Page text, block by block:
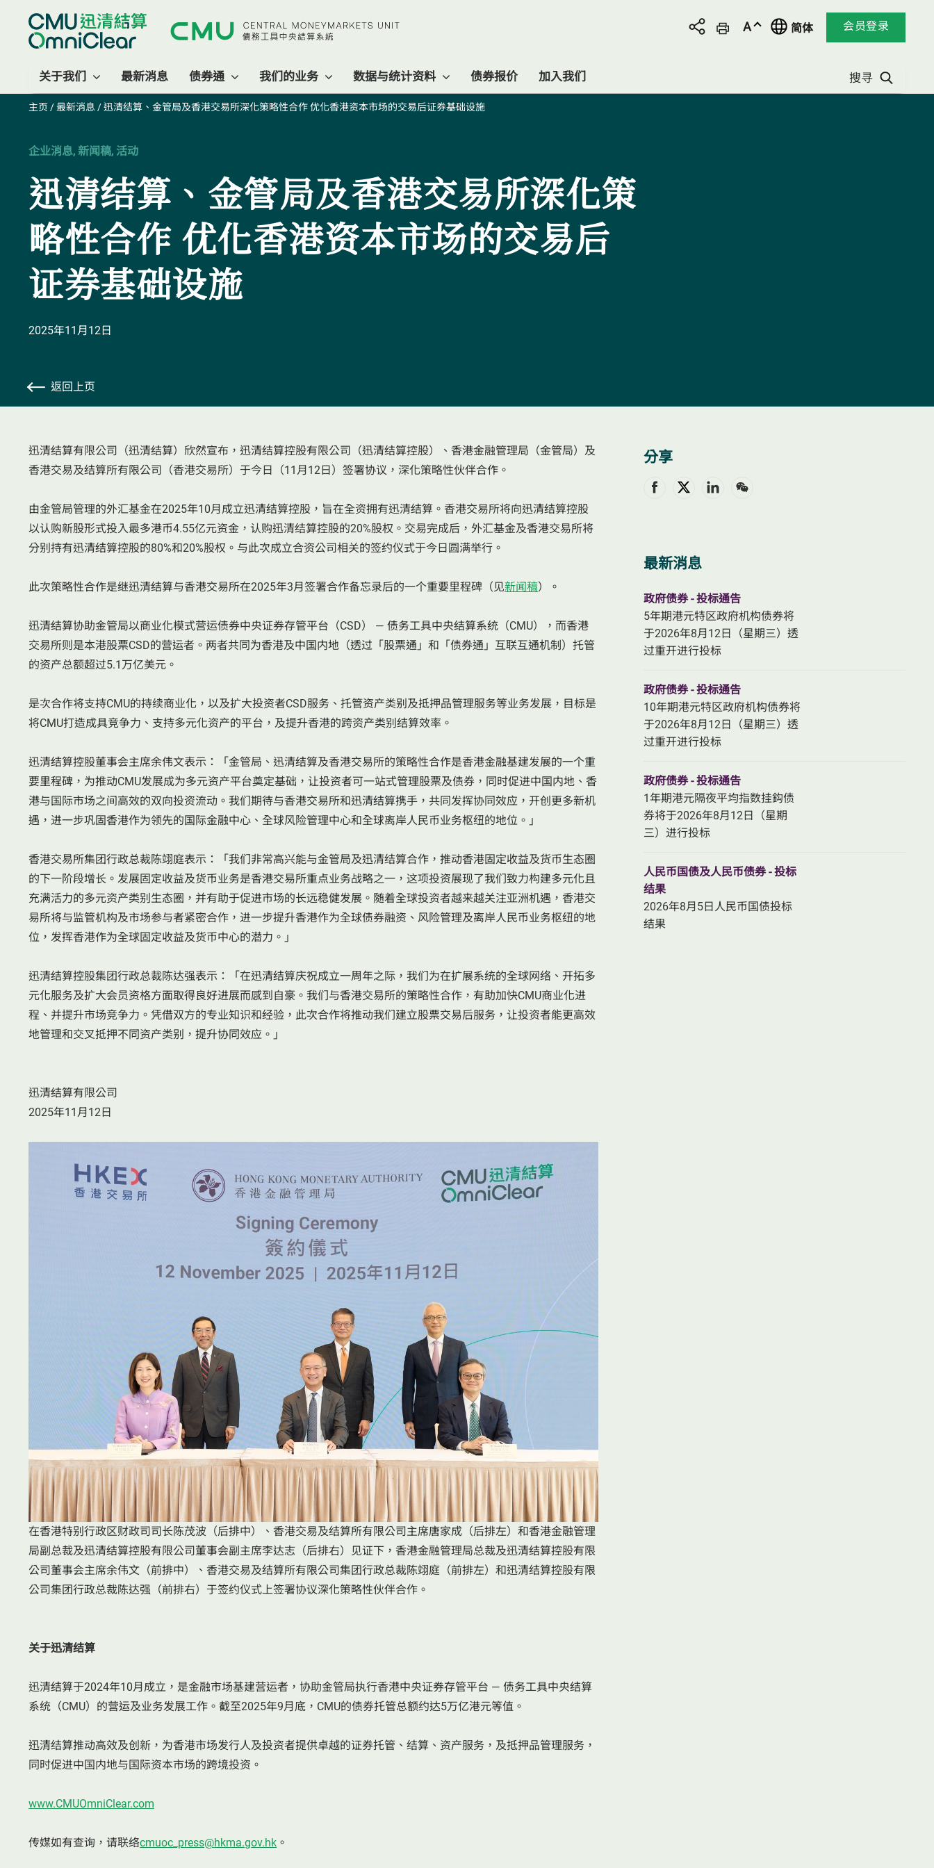
于
台
更
页
A
更
页
简体 会员登录
关于我们 最新消息 债券通 我们的业务 数据与统计资料 债券报价 加入我们 搜寻
主页 /最新消息 / 迅清结算、金管局及香港交易所深化策略性合作 优化香港资本市场的交易后证券基础设施
企业消息, 新闻稿, 活动
迅清结算、金管局及香港交易所深化策
略性合作 优化香港资本市场的交易后
证券基础设施
2025年11月12日
返回上页
迅清结算有限公司（迅清结算）欣然宣布，迅清结算控股有限公司（迅清结算控股）、香港金融管理局（金管局）及
香港交易及结算所有限公司（香港交易所）于今日（11月12日）签署协议，深化策略性伙伴合作。
由金管局管理的外汇基金在2025年10月成立迅清结算控股，旨在全资拥有迅清结算。香港交易所将向迅清结算控股
以认购新股形式投入最多港币4.55亿元资金，认购迅清结算控股的20%股权。交易完成后，外汇基金及香港交易所将
分别持有迅清结算控股的80%和20%股权。与此次成立合资公司相关的签约仪式于今日圆满举行。
此次策略性合作是继迅清结算与香港交易所在2025年3月签署合作备忘录后的一个重要里程碑（见新闻稿）。
迅清结算协助金管局以商业化模式营运债券中央证券存管平台（CSD） — 债务工具中央结算系统（CMU），而香港
交易所则是本港股票CSD的营运者。两者共同为香港及中国内地（透过「股票通」和「债券通」互联互通机制）托管
的资产总额超过5.1万亿美元。
是次合作将支持CMU的持续商业化，以及扩大投资者CSD服务、托管资产类别及抵押品管理服务等业务发展，目标是
将CMU打造成具竞争力、支持多元化资产的平台，及提升香港的跨资产类别结算效率。
迅清结算控股董事会主席余伟文表示：「金管局、迅清结算及香港交易所的策略性合作是香港金融基建发展的一个重
要里程碑，为推动CMU发展成为多元资产平台奠定基础，让投资者可一站式管理股票及债券，同时促进中国内地、香
港与国际市场之间高效的双向投资流动。我们期待与香港交易所和迅清结算携手，共同发挥协同效应，开创更多新机
遇，进一步巩固香港作为领先的国际金融中心、全球风险管理中心和全球离岸人民币业务枢纽的地位。」
香港交易所集团行政总裁陈翊庭表示：「我们非常高兴能与金管局及迅清结算合作，推动香港固定收益及货币生态圈
的下一阶段增长。发展固定收益及货币业务是香港交易所重点业务战略之一，这项投资展现了我们致力构建多元化且
充满活力的多元资产类别生态圈，并有助于促进市场的长远稳健发展。随着全球投资者越来越关注亚洲机遇，香港交
易所将与监管机构及市场参与者紧密合作，进一步提升香港作为全球债券融资、风险管理及离岸人民币业务枢纽的地
位，发挥香港作为全球固定收益及货币中心的潜力。」
迅清结算控股集团行政总裁陈达强表示：「在迅清结算庆祝成立一周年之际，我们为在扩展系统的全球网络、开拓多
元化服务及扩大会员资格方面取得良好进展而感到自豪。我们与香港交易所的策略性合作，有助加快CMU商业化进
程、并提升市场竞争力。凭借双方的专业知识和经验，此次合作将推动我们建立股票交易后服务，让投资者能更高效
地管理和交叉抵押不同资产类别，提升协同效应。」
迅清结算有限公司
2025年11月12日
在香港特别行政区财政司司长陈茂波（后排中）、香港交易及结算所有限公司主席唐家成（后排左）和香港金融管理
局副总裁及迅清结算控股有限公司董事会副主席李达志（后排右）见证下，香港金融管理局总裁及迅清结算控股有限
公司董事会主席余伟文（前排中）、香港交易及结算所有限公司集团行政总裁陈翊庭（前排左）和迅清结算控股有限
公司集团行政总裁陈达强（前排右）于签约仪式上签署协议深化策略性伙伴合作。
关于迅清结算
迅清结算于2024年10月成立，是金融市场基建营运者，协助金管局执行香港中央证券存管平台 — 债务工具中央结算
系统（CMU）的营运及业务发展工作。截至2025年9月底，CMU的债券托管总额约达5万亿港元等值。
迅清结算推动高效及创新，为香港市场发行人及投资者提供卓越的证券托管、结算、资产服务，及抵押品管理服务，
同时促进中国内地与国际资本市场的跨境投资。
www.CMUOmniClear.com
传媒如有查询，请联络cmuoc_press@hkma.gov.hk 。
分享
最新消息
政府债券 - 投标通告
5年期港元特区政府机构债券将
于2026年8月12日（星期三）透
过重开进行投标
政府债券 - 投标通告
10年期港元特区政府机构债券将
于2026年8月12日（星期三）透
过重开进行投标
政府债券 - 投标通告
1年期港元隔夜平均指数挂鈎债
券将于2026年8月12日（星期
三）进行投标
人民币国债及人民币债券 - 投标
结果
2026年8月5日人民币国债投标
结果